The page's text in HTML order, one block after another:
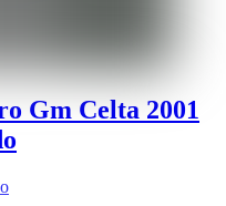
Gm Celta 2001